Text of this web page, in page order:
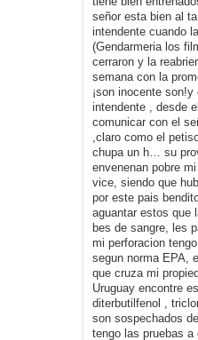
señor esta bien al
intendente cuando
(Gendarmeria los
cerraron y la
semana con la
¡son inocente
intendente , desde
comunicar con el
,claro como el
chupa un h… su
envenenan pobre
vice, siendo que
por este pais
aguantar estos que
bes de sangre, les
mi perforacion
segun norma EPA,
que cruza mi
Uruguay encontre
diterbutilfenol ,
son sospechados
tengo las pruebas